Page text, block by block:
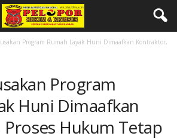
Program Rumah Layak Huni Dimaafkan Kontraktor,
Program
Huni Dimaafkan
Hukum Tetap